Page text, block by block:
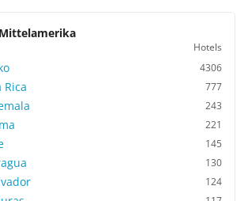
Hotels
4306
Rica 777
243
221
145
130
124